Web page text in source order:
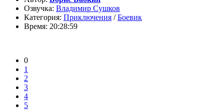
Озвучка: Владимир Сушков
Категория: Приключения /Боевик
Время: 20:28:59
0
1
2
3
4
5